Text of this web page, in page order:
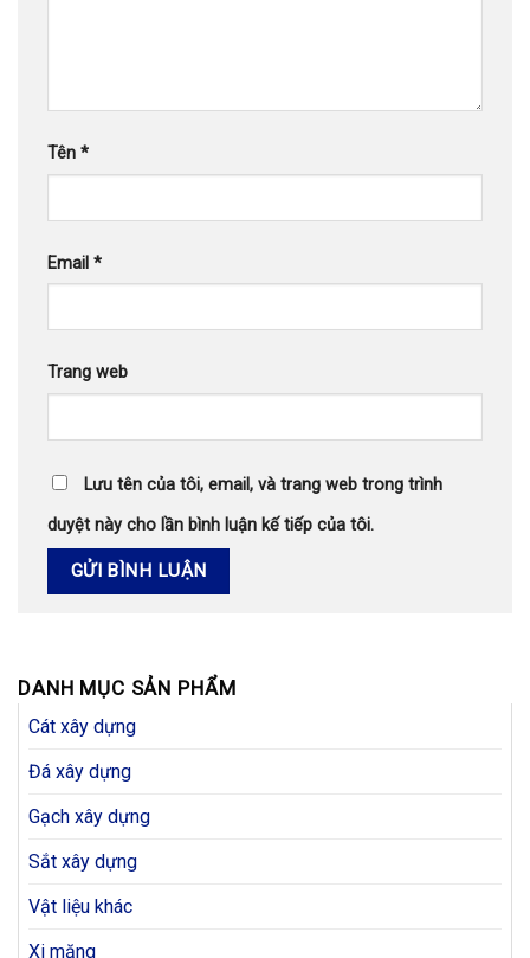
Tên *
Email *
Trang web
Lưu tên của tôi, email, và trang web trong trình
duyệt này cho lần bình luận kế tiếp của tôi.
DANH MỤC SẢN PHẨM
Cát xây dựng
Đá xây dựng
Gạch xây dựng
Sắt xây dựng
Vật liệu khác
Xi măng